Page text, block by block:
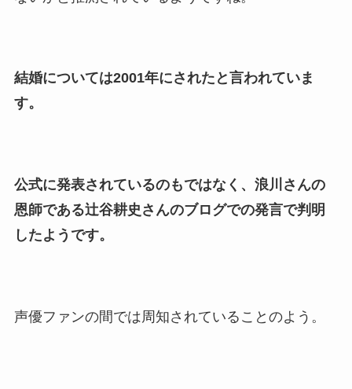
結婚については2001年にされたと言われていま
す。
公式に発表されているのもではなく、浪川さんの
恩師である辻谷耕史さんのブログでの発言で判明
したようです。
声優ファンの間では周知されていることのよう。